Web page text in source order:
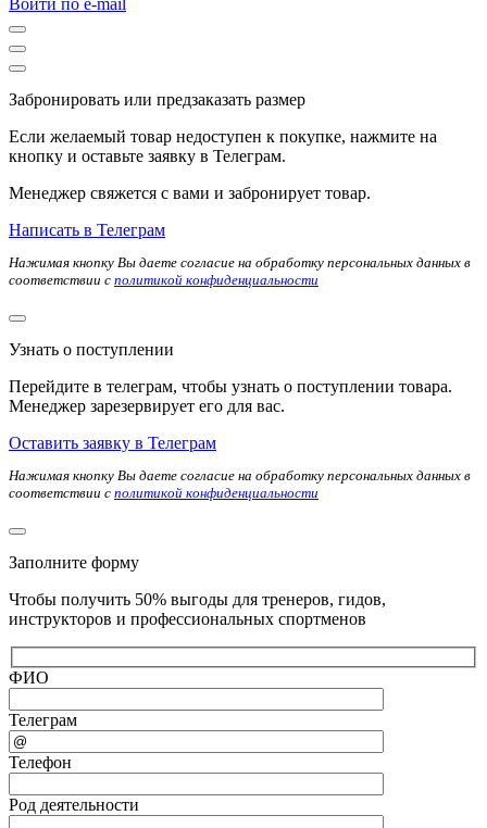
Войти по e-mail
Забронировать или предзаказать размер
Если желаемый товар недоступен к покупке, нажмите на
кнопку и оставьте заявку в Телеграм.
Менеджер свяжется с вами и забронирует товар.
Написать в Телеграм
Нажимая кнопку Вы даете согласие на обработку персональных данных в
соответствии с политикой конфиденциальности
Узнать о поступлении
Перейдите в телеграм, чтобы узнать о поступлении товара.
Менеджер зарезервирует его для вас.
Оставить заявку в Телеграм
Нажимая кнопку Вы даете согласие на обработку персональных данных в
соответствии с политикой конфиденциальности
Заполните форму
Чтобы получить 50% выгоды для тренеров, гидов,
инструкторов и профессиональных спортменов
ФИО
Телеграм
Телефон
Род деятельности